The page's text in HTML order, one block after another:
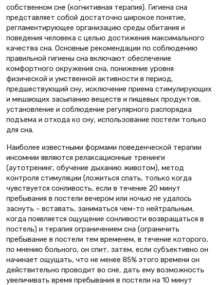
собственном сне (когнитивная терапия). Гигиена сна
представляет собой достаточно широкое понятие,
регламентирующее организацию среды обитания и
поведения человека с целью достижения максимального
качества сна. Основные рекомендации по соблюдению
правильной гигиены сна включают обеспечение
комфортного окружения сна, понижение уровня
физической и умственной активности в период,
предшествующий сну, исключение приема стимулирующих
и мешающих засыпанию веществ и пищевых продуктов,
установление и соблюдение регулярного распорядка
подъема и отхода ко сну, использование постели только
для сна.
Наиболее известными формами поведенческой терапии
инсомнии являются релаксационные тренинги
(аутотренинг, обучение дыханию животом), метод
контроля стимуляции (ложиться спать, только когда
чувствуется сонливость, если в течение 20 минут
пребывания в постели вечером или ночью не удалось
заснуть – вставать, заниматься чем-то нейтральным,
когда появляется ощущение сонливости возвращаться в
постель) и терапия ограничением сна (ограничить
пребывание в постели тем временем, в течение которого,
по мнению больного, он спит, затем, если субъективно он
начинает ощущать, что не менее 85% этого времени он
действительно проводит во сне, дать ему возможность
увеличивать время пребывания в постели на 10 минут